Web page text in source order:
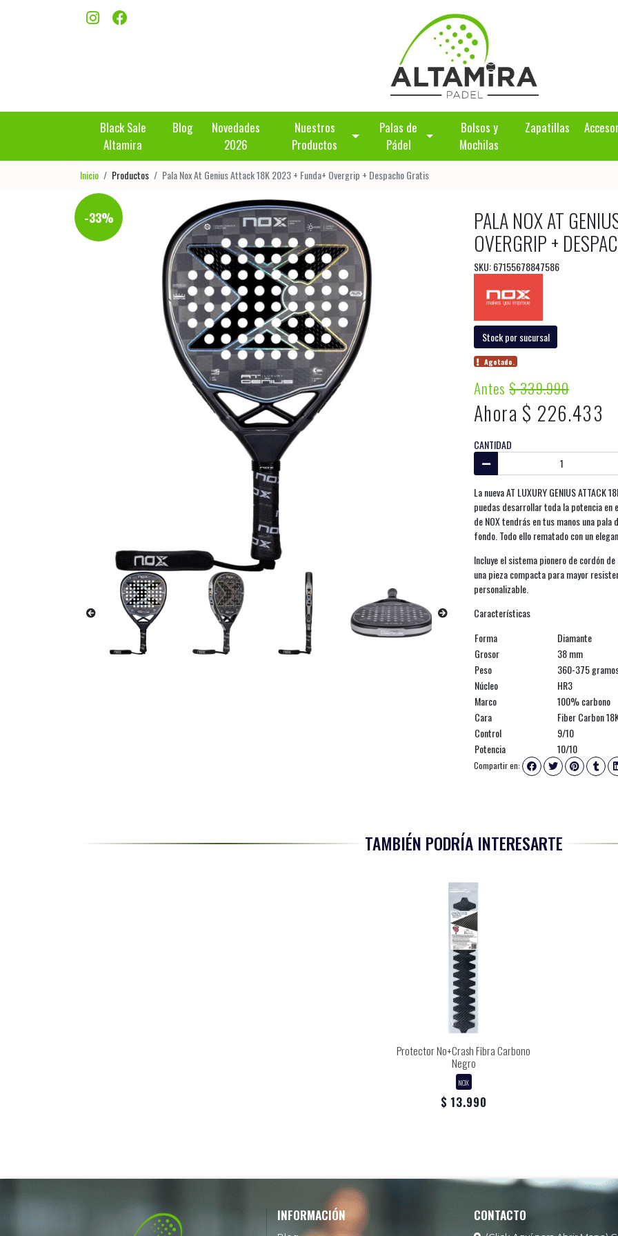
Black Sale
Altamira
Blog
Novedades
2026
Nuestros
Productos
Palas de
Pádel
Bolsos y
Mochilas
Zapatillas
Inicio Productos Pala Nox At Genius Attack 18K 2023 + Funda+ Overgrip + Despacho Gratis
-33%
PALA NOX AT
OVERGRIP +
SKU: 67155678847586
Stock por sucursal
Agotado.
Antes$ 339.990
Ahora $ 226.433
CANTIDAD
La nueva AT LUXURY GENIUS
puedas desarrollar toda la potencia en
de NOX tendrás en tus manos una
fondo. Todo ello rematado con un
Incluye el sistema pionero de cordón
una pieza compacta para mayor
personalizable.
Características
Forma
Diamante
Grosor
38 mm
Peso
360-375
Núcleo
HR3
Marco
100% carbono
Cara
Fiber Carbon
Control
9/10
Potencia
10/10
Compartir en:
TAMBIÉN PODRÍA INTERESARTE
Protector No+Crash Fibra Carbono
Negro
NOX
$ 13.990
INFORMACIÓN CONTACTO